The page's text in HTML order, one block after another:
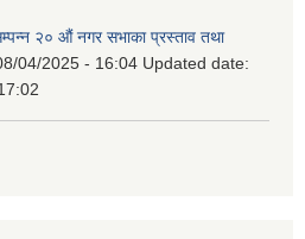
२० औं नगर सभाका प्रस्ताव तथा
04/2025 - 16:04 Updated date: